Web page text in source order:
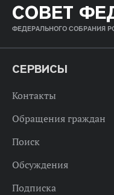
СОВЕТ
ФЕДЕРАЛЬНОГО СОБРАНИЯ
СЕРВИСЫ
Контакты
Обращения граждан
Поиск
Обсуждения
Подписка